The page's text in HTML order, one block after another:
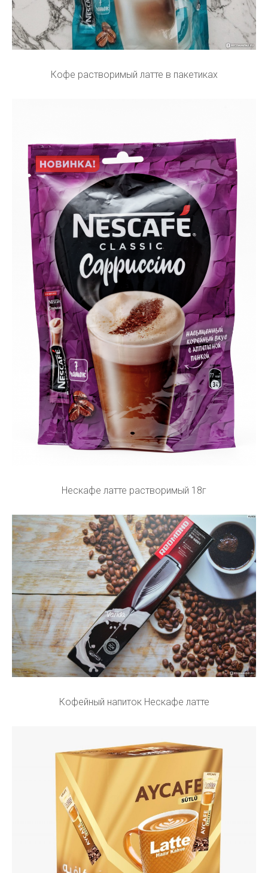
Кофе растворимый латте в пакетиках
Нескафе латте растворимый 18г
Кофейный напиток Нескафе латте